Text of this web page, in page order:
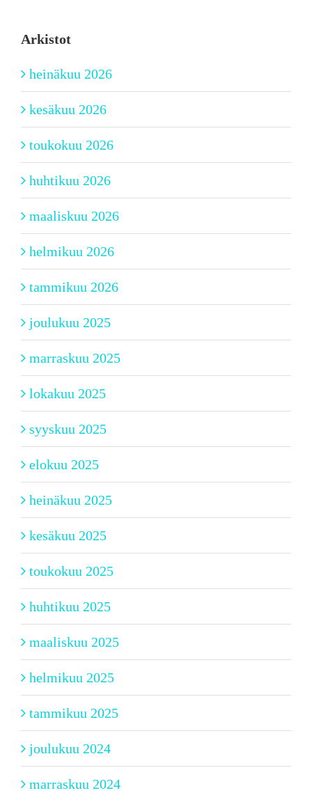
Arkistot
heinäkuu 2026
kesäkuu 2026
toukokuu 2026
huhtikuu 2026
maaliskuu 2026
helmikuu 2026
tammikuu 2026
joulukuu 2025
marraskuu 2025
lokakuu 2025
syyskuu 2025
elokuu 2025
heinäkuu 2025
kesäkuu 2025
toukokuu 2025
huhtikuu 2025
maaliskuu 2025
helmikuu 2025
tammikuu 2025
joulukuu 2024
marraskuu 2024